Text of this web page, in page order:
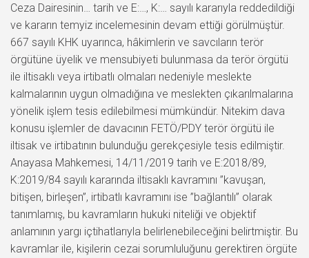
Ceza Dairesinin… tarih ve E:…, K:… sayılı kararıyla reddedildiği
ve kararın temyiz incelemesinin devam ettiği görülmüştür.
667 sayılı KHK uyarınca, hâkimlerin ve savcıların terör
örgütüne üyelik ve mensubiyeti bulunmasa da terör örgütü
ile iltisaklı veya irtibatlı olmaları nedeniyle meslekte
kalmalarının uygun olmadığına ve meslekten çıkarılmalarına
yönelik işlem tesis edilebilmesi mümkündür. Nitekim dava
konusu işlemler de davacının FETÖ/PDY terör örgütü ile
iltisak ve irtibatının bulunduğu gerekçesiyle tesis edilmiştir.
Anayasa Mahkemesi, 14/11/2019 tarih ve E:2018/89,
K:2019/84 sayılı kararında iltisaklı kavramını ”kavuşan,
bitişen, birleşen”, irtibatlı kavramını ise ”bağlantılı” olarak
tanımlamış, bu kavramların hukuki niteliği ve objektif
anlamının yargı içtihatlarıyla belirlenebileceğini belirtmiştir. Bu
kavramlar ile, kişilerin cezai sorumluluğunu gerektiren örgüte